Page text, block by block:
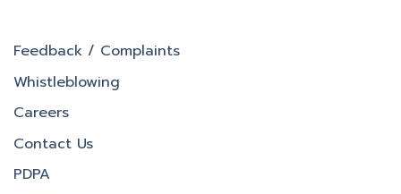
Feedback / Complaints
Whistleblowing
Careers
Contact Us
PDPA